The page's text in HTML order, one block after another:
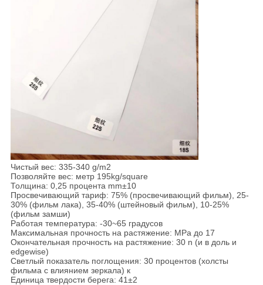
Чистый вес: 335-340 g/m2
Позволяйте вес: метр 195kg/square
Толщина: 0,25 процента mm±10
Просвечивающий тариф: 75% (просвечивающий фильм), 25-
30% (фильм лака), 35-40% (штейновый фильм), 10-25%
(фильм замши)
Работая температура: -30~65 градусов
Максимальная прочность на растяжение: MPa до 17
Окончательная прочность на растяжение: 30 n (и в доль и
edgewise)
Светлый показатель поглощения: 30 процентов (холсты
фильма с влиянием зеркала) к
Единица твердости берега: 41±2